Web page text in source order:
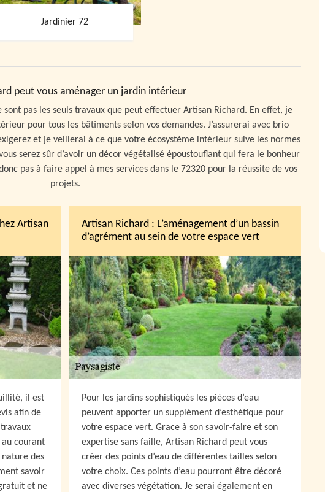
Jardinier 72
peut vous aménager un jardin intérieur
sont pas les seuls travaux que peut effectuer Artisan Richard. En effet, je
pour tous les bâtiments selon vos demandes. J’assurerai avec brio
et je veillerai à ce que votre écosystème intérieur suive les normes
serez sûr d’avoir un décor végétalisé époustouflant qui fera le bonheur
pas à faire appel à mes services dans le 72320 pour la réussite de vos
projets.
Artisan
il est
afin de
au courant
des
savoir
et ne
Artisan Richard : L’aménagement d’un bassin
d’agrément au sein de votre espace vert
Pour les jardins sophistiqués les pièces d’eau
peuvent apporter un supplément d’esthétique pour
votre espace vert. Grace à son savoir-faire et son
expertise sans faille, Artisan Richard peut vous
créer des points d’eau de différentes tailles selon
votre choix. Ces points d’eau pourront être décoré
avec diverses végétation. Je serai également en